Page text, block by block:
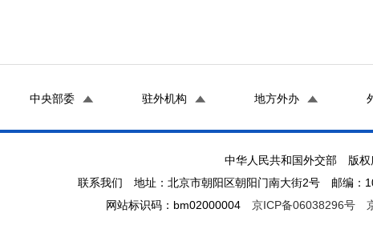
中央部委 驻外机构 地方外办
中华人民共和国外交部 版权
联系我们 地址：北京市朝阳区朝阳门南大街2号 邮编：
网站标识码：bm02000004 京ICP备06038296号